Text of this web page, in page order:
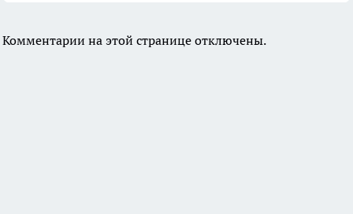
Комментарии на этой странице отключены.